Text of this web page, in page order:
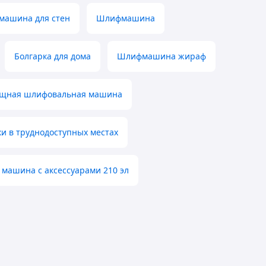
для стен Шлифмашина
Болгарка для дома Шлифмашина жираф
шлифовальная машина
труднодоступных местах
с аксессуарами 210 эл